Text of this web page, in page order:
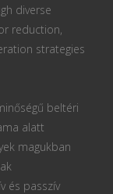
diverse
reduction,
strategies
beltéri
alatt
magukban
és passzív